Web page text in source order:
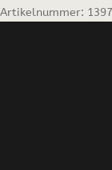
Artikelnummer: 1397